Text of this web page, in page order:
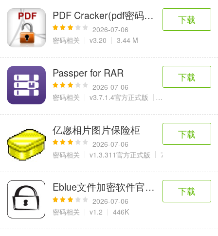
PDF Cracker(pdf密码强制解除软件)
2026-07-06
密码相关
v3.20 3.44 M
下载
Passper for RAR
2026-07-06
密码相关
v3.7.1.4官方正式版 4.29 MB
下载
亿愿相片图片保险柜
2026-07-06
密码相关
v1.3.311官方正式版 7.11 MB
下载
Eblue文件加密软件官方版
2026-07-06
密码相关
v1.2 446K
下载